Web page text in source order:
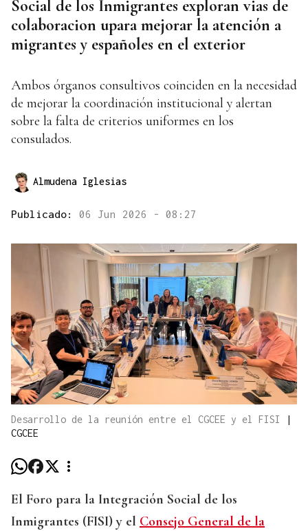
Social de los Inmigrantes exploran vias de
colaboracion upara mejorar la atención a
migrantes y españoles en el exterior
Ambos órganos consultivos coinciden en la necesidad
de mejorar la coordinación institucional y alertan
sobre la falta de criterios uniformes en los
consulados.
Almudena Iglesias
Publicado: 06 Jun 2026 - 08:27
Desarrollo de la reunión entre el CGCEE y el FISI
|
CGCEE
El Foro para la Integración Social de los
Inmigrantes (FISI) y el Consejo General de la